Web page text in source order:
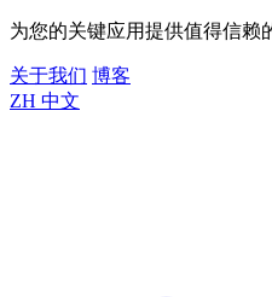
为您的关键应用提供值得信赖
关于我们 博客
ZH 中文